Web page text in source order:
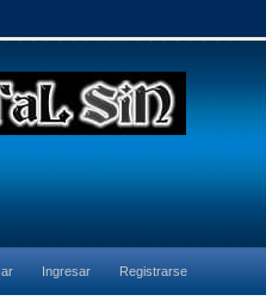
Ingresar Registrarse